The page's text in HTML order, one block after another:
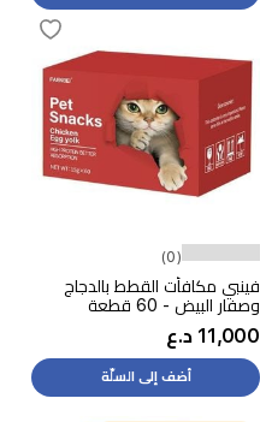
(0)
فينبي مكافأت القطط بالدجاج
وصفار البيض - 60 قطعة
11,000 د.ع
أضف إلى السلّة